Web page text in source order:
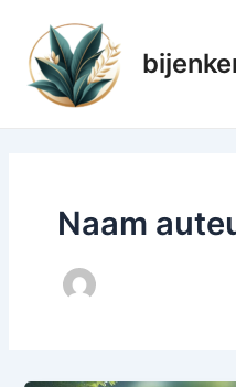
inhoud
Naam